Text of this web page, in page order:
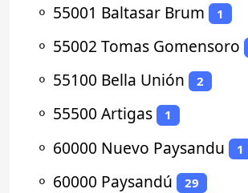
⚬ 55001 Baltasar Brum 1
⚬ 55002 Tomas Gomensoro
⚬ 55100 Bella Unión 2
⚬ 55500 Artigas 1
⚬ 60000 Nuevo Paysandu 1
⚬ 60000 Paysandú 29